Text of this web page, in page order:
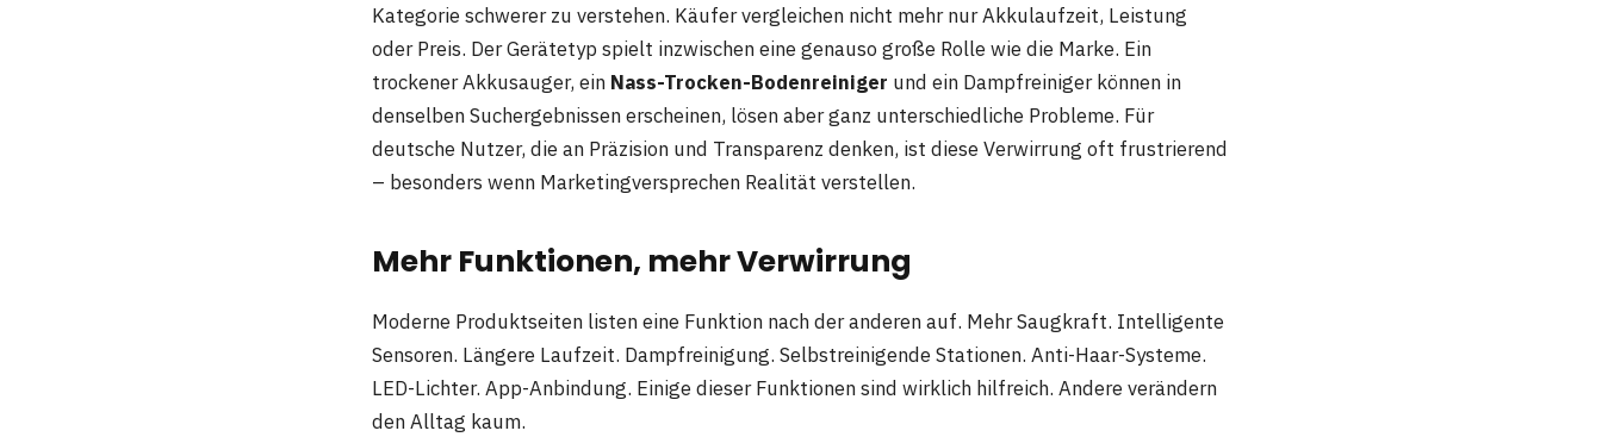
Kategorie schwerer zu verstehen. Käufer vergleichen nicht mehr nur Akkulaufzeit, Leistung
oder Preis. Der Gerätetyp spielt inzwischen eine genauso große Rolle wie die Marke. Ein
trockener Akkusauger, ein Nass-Trocken-Bodenreiniger und ein Dampfreiniger können in
denselben Suchergebnissen erscheinen, lösen aber ganz unterschiedliche Probleme. Für
deutsche Nutzer, die an Präzision und Transparenz denken, ist diese Verwirrung oft frustrierend
– besonders wenn Marketingversprechen Realität verstellen.
Mehr Funktionen, mehr Verwirrung
Moderne Produktseiten listen eine Funktion nach der anderen auf. Mehr Saugkraft. Intelligente
Sensoren. Längere Laufzeit. Dampfreinigung. Selbstreinigende Stationen. Anti-Haar-Systeme.
LED-Lichter. App-Anbindung. Einige dieser Funktionen sind wirklich hilfreich. Andere verändern
den Alltag kaum.